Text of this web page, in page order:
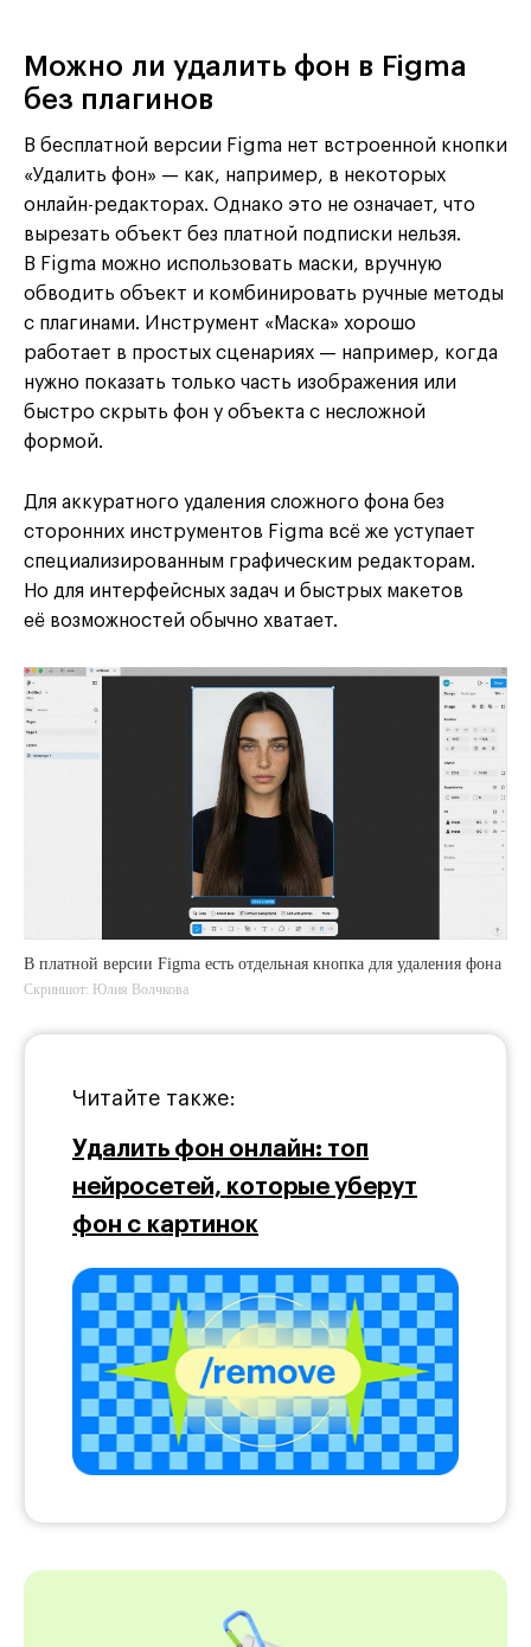
Можно ли удалить фон в Figma
без плагинов
В бесплатной версии Figma нет встроенной кнопки
«Удалить фон» — как, например, в некоторых
онлайн-редакторах. Однако это не означает, что
вырезать объект без платной подписки нельзя.
В Figma можно использовать маски, вручную
обводить объект и комбинировать ручные методы
с плагинами. Инструмент «Маска» хорошо
работает в простых сценариях — например, когда
нужно показать только часть изображения или
быстро скрыть фон у объекта с несложной
формой.
Для аккуратного удаления сложного фона без
сторонних инструментов Figma всё же уступает
специализированным графическим редакторам.
Но для интерфейсных задач и быстрых макетов
её возможностей обычно хватает.
В платной версии Figma есть отдельная кнопка для удаления фона
Скриншот: Юлия Волчкова
Читайте также:
Удалить фон онлайн: топ
нейросетей, которые уберут
фон с картинок